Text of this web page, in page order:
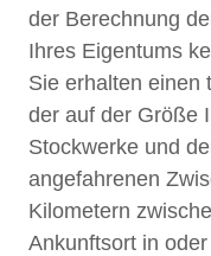
der Berechnung
Ihres Eigentums
Sie erhalten einen
der auf der Größe
Stockwerke und
angefahrenen
Kilometern
Ankunftsort in